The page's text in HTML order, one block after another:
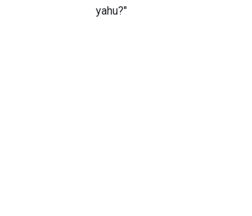
yahu?"